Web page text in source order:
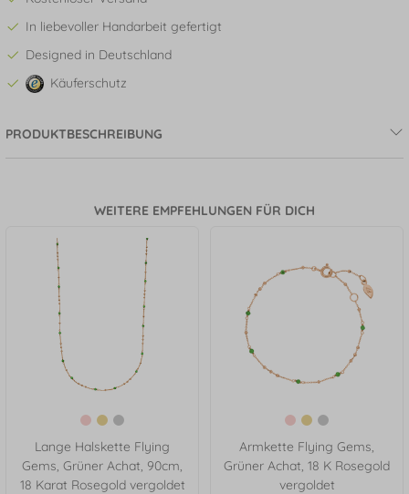
In liebevoller Handarbeit gefertigt
Designed in Deutschland
Käuferschutz
PRODUKTBESCHREIBUNG
WEITERE EMPFEHLUNGEN FÜR DICH
Lange Halskette Flying
Gems, Grüner Achat, 90cm,
18 Karat Rosegold vergoldet
Armkette Flying Gems,
Grüner Achat, 18 K Rosegold
vergoldet